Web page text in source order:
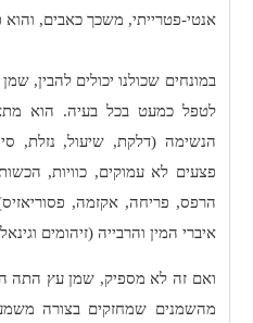
אנטי-פטרייתי, משכך כאבים, והוא
במונחים שכולנו יכולים להבין,
לטפל כמעט בכל בעיה. הוא
הנשימה (דלקת, שיעול, נזלת,
פצעים לא עמוקים, כוויות,
הרפס, פריחה, אקזמה,
איברי המין והרבייה (זיהומים
ואם זה לא מספיק, שמן עץ התה
מהשמנים שמחזקים בצורה